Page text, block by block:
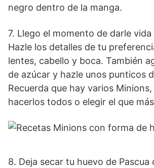
negro dentro de la manga.
7. Llego el momento de darle
Hazle los detalles de tu
lentes, cabello y boca. También
de azúcar y hazle unos punticos
Recuerda que hay varios
hacerlos todos o elegir el que
8. Deja secar tu huevo de